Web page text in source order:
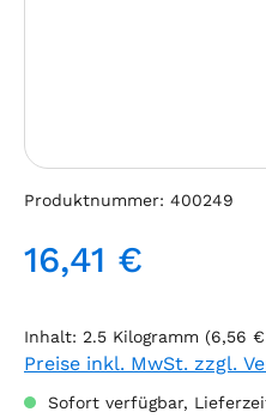
Produktnummer: 400249
Regulärer Preis:
16,41 €
Inhalt: 2.5 Kilogramm (6,56
Preise inkl. MwSt. zzgl.
Sofort verfügbar,